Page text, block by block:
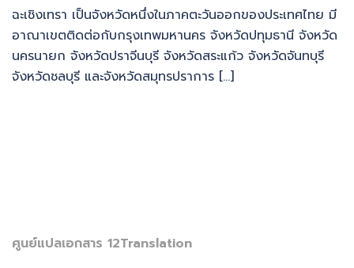
ฉะเชิงเทรา เป็นจังหวัดหนึ่งในภาคตะวันออกของประเทศไทย มี
อาณาเขตติดต่อกับกรุงเทพมหานคร จังหวัดปทุมธานี จังหวัด
นครนายก จังหวัดปราจีนบุรี จังหวัดสระแก้ว จังหวัดจันทบุรี
จังหวัดชลบุรี และจังหวัดสมุทรปราการ […]
ศูนย์แปลเอกสาร 12Translation